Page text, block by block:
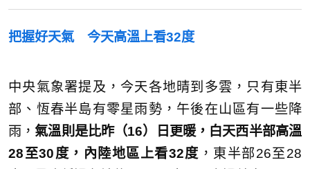
把握好天氣 今天高溫上看32度
中央氣象署提及，今天各地晴到多雲，只有東半
部、恆春半島有零星雨勢，午後在山區有一些降
雨，氣溫則是比昨（16）日更暖，白天西半部高溫
28至30度，內陸地區上看32度 ，東半部26至28